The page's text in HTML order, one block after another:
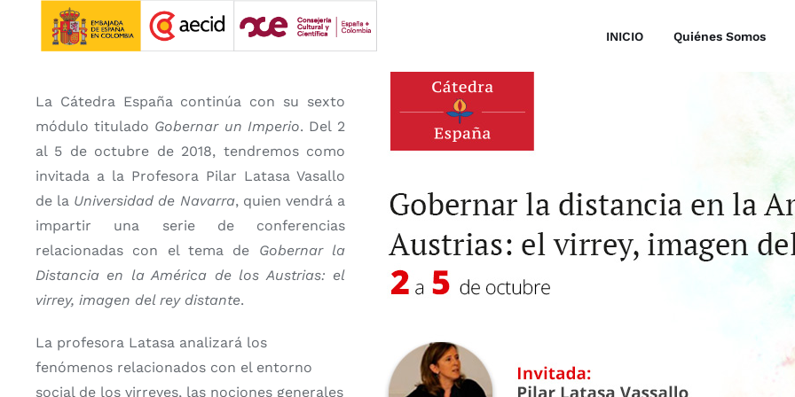
INICIO Quiénes Somos
La Cátedra España continúa con su sexto
módulo titulado Gobernar un Imperio. Del 2
al 5 de octubre de 2018, tendremos como
invitada a la Profesora Pilar Latasa Vasallo
de la Universidad de Navarra, quien vendrá a
impartir una serie de conferencias
relacionadas con el tema de Gobernar la
Distancia en la América de los Austrias: el
virrey, imagen del rey distante.
La profesora Latasa analizará los
fenómenos relacionados con el entorno
social de los virreyes, las nociones generales